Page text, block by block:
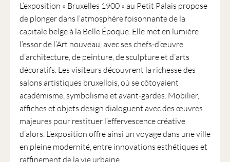
L’exposition « Bruxelles 1900 » au Petit Palais propose
de plonger dans l’atmosphère foisonnante de la
capitale belge à la Belle Époque. Elle met en lumière
l’essor de l’Art nouveau, avec ses chefs-d’œuvre
d’architecture, de peinture, de sculpture et d’arts
décoratifs. Les visiteurs découvrent la richesse des
salons artistiques bruxellois, où se côtoyaient
académisme, symbolisme et avant-gardes. Mobilier,
affiches et objets design dialoguent avec des œuvres
majeures pour restituer l’effervescence créative
d’alors. L’exposition offre ainsi un voyage dans une ville
en pleine modernité, entre innovations esthétiques et
raffinement de la vie urbaine.